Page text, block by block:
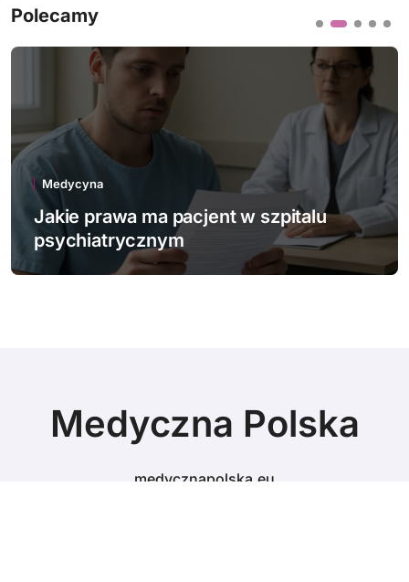
Polecamy
Medycyna
Jakie prawa ma pacjent w szpitalu
psychiatrycznym
Medyczna Polska
medycznapolska.eu